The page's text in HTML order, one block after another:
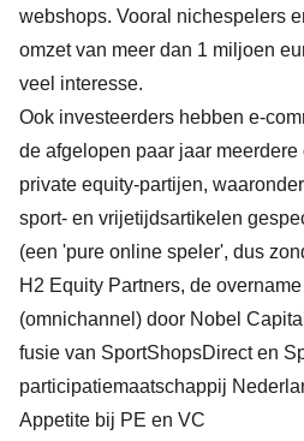
webshops. Vooral nichespelers
omzet van meer dan 1 miljoen
veel interesse.
Ook investeerders hebben e-
de afgelopen paar jaar
private equity-partijen,
sport- en vrijetijdsartikelen
(een 'pure online speler', dus
H2 Equity Partners, de
(omnichannel) door Nobel
fusie van SportShopsDirect en
participatiemaatschappij
Appetite bij PE en VC